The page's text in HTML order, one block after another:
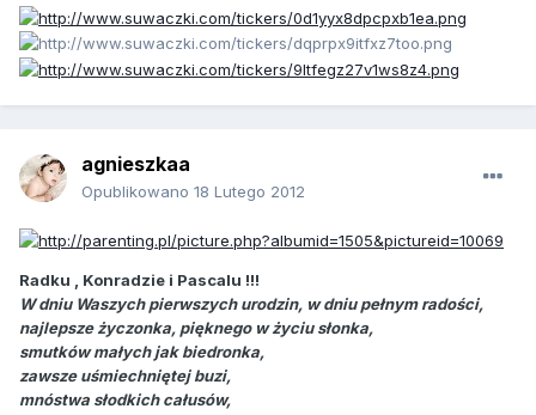
agnieszkaa
Opublikowano 18 Lutego 2012
Radku , Konradzie i Pascalu !!!
W dniu Waszych pierwszych urodzin, w dniu pełnym radości,
najlepsze życzonka, pięknego w życiu słonka,
smutków małych jak biedronka,
zawsze uśmiechniętej buzi,
mnóstwa słodkich całusów,